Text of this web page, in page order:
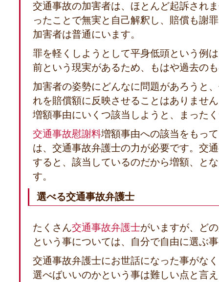
交通事故の加害者は、ほとんど起訴され
ったことで無実と自己解釈し、賠償も謝
加害者は普通にいます。
罪を軽くしようとして平身低頭という例
前という現実があるため、もはや過去の
加害者の姿勢にどんなに問題があろうと
れを賠償額に反映させることはありませ
増額事由にいくつ該当しようと、まった
交通事故慰謝料増額事由への該当をもっ
は、交通事故弁護士の力が必要です。交
すると、該当しているのだから増額、と
す。
選べる交通事故弁護士
たくさん交通事故弁護士がいますが、ど
という事については、自分で自由に選ぶ
交通事故弁護士にお世話になった事がな
選べばいいのかという事は難しい点と言